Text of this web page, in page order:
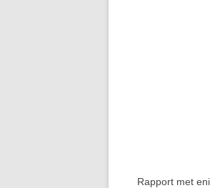
Rapport met